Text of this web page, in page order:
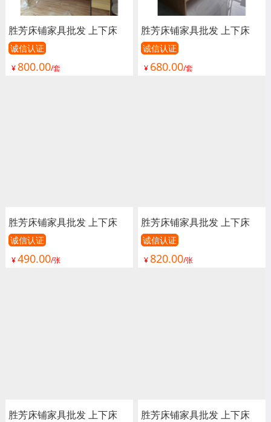
胜芳床铺家具批发 上下床
单人床 双人床 童床 公寓床
连体床 铁床 双层 上下铺 高
诚信认证
¥800.00/套
胜芳床铺家具批发 上下床
单人床 双人床 童床 公寓床
连体床 铁床 双层 上下铺 高
诚信认证
¥ 680.00/套
胜芳床铺家具批发 上下床
单人床 双人床 童床 公寓床
连体床 铁床 双层 上下铺 高
诚信认证
¥490.00/张
胜芳床铺家具批发 上下床
单人床 双人床 童床 公寓床
连体床 铁床 双层 上下铺 高
诚信认证
¥820.00/张
胜芳床铺家具批发 上下床
胜芳床铺家具批发 上下床